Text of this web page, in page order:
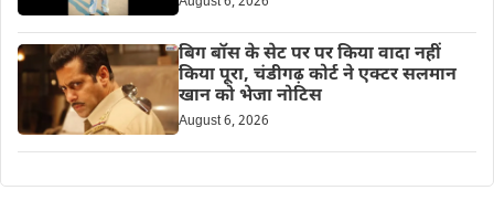
बिग बॉस के सेट पर पर किया वादा नहीं
किया पूरा, चंडीगढ़ कोर्ट ने एक्टर सलमान
खान को भेजा नोटिस
August 6, 2026